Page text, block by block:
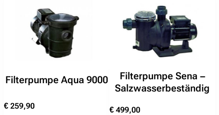
Filterpumpe Aqua 9000
€ 259,90
Filterpumpe Sena –
Salzwasserbeständig
€ 499,00
nach: